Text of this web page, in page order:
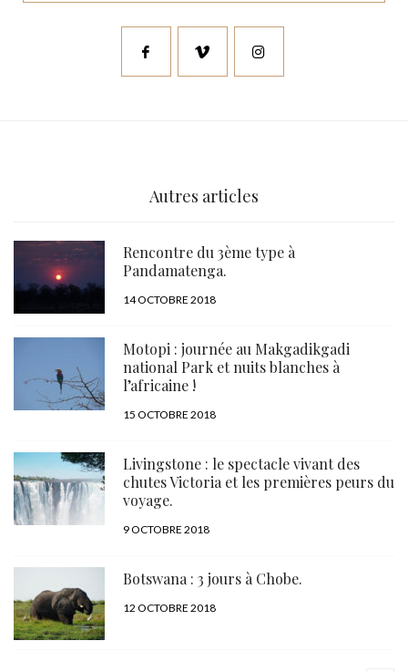
Autres articles
Rencontre du 3ème type à
Pandamatenga.
PUBLIÉ
14 OCTOBRE 2018
Motopi : journée au Makgadikgadi
national Park et nuits blanches à
l’africaine !
PUBLIÉ
15 OCTOBRE 2018
Livingstone : le spectacle vivant des
chutes Victoria et les premières peurs du
voyage.
PUBLIÉ
9 OCTOBRE 2018
Botswana : 3 jours à Chobe.
PUBLIÉ
12 OCTOBRE 2018